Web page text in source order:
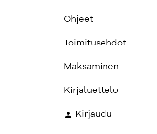
Ohjeet
Toimitusehdot
Maksaminen
Kirjaluettelo
Kirjaudu